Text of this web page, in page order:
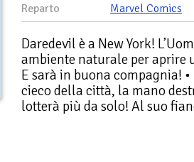
Reparto
Marvel Comics
Daredevil è a New York!
ambiente naturale per aprire
E sarà in buona compagnia!
cieco della città, la mano
lotterà più da solo! Al suo